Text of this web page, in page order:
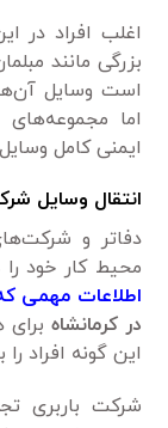
اغلب افراد در
بزرگی مانند
است وسایل
اما مجموعه‌های
ایمنی کامل
انتقال وسایل
دفاتر و
محیط کار خود را
اطلاعات مهمی
در کرمانشاه
این گونه افراد
شرکت باربری